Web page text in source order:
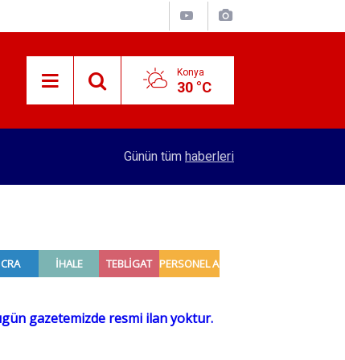
Konya
30 °C
Konya'dan 4 şehre hızlı tren hattı yapılacak!
Günün tüm haberleri